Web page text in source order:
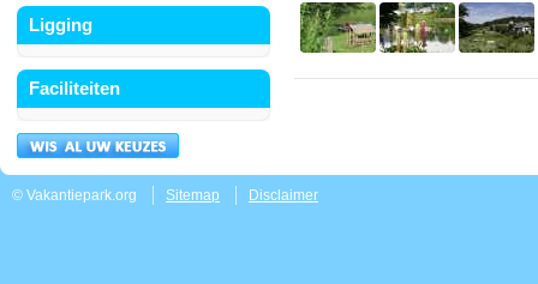
Ligging
Faciliteiten
© Vakantiepark.org Sitemap Disclaimer